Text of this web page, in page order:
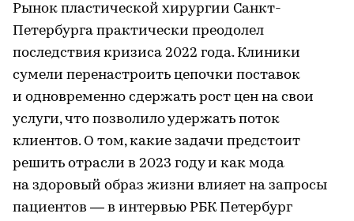
Рынок пластической хирургии Санкт-
Петербурга практически преодолел
последствия кризиса 2022 года. Клиники
сумели перенастроить цепочки поставок
и одновременно сдержать рост цен на свои
услуги, что позволило удержать поток
клиентов. О том, какие задачи предстоит
решить отрасли в 2023 году и как мода
на здоровый образ жизни влияет на запросы
пациентов — в интервью РБК Петербург